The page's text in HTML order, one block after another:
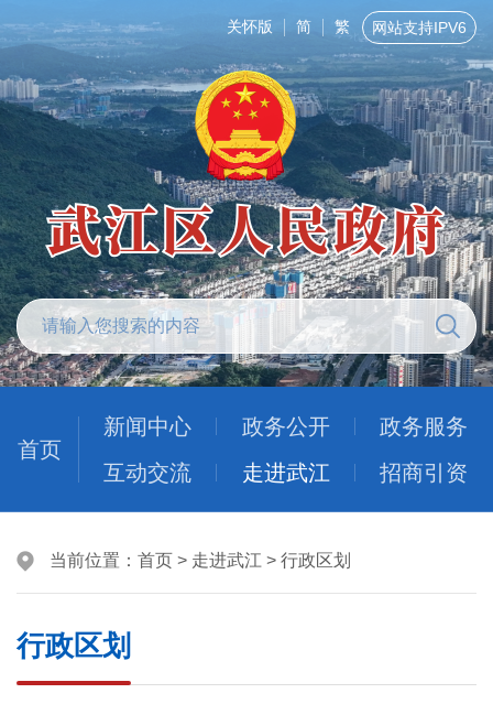
关怀版 简 繁 网站支持IPV6
首页
新闻中心 政务公开
政务服务
互动交流
走进武江 招商引资
当前位置： 首页 > 走进武江 > 行政区划
行政区划